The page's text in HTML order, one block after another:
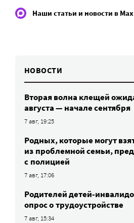
Наши статьи и новости в
НОВОСТИ
Вторая волна клещей
августа — начале сентября
7 авг, 19:25
Родных, которые могут
из проблемной семьи,
с полицией
7 авг, 17:06
Родителей детей-
опрос о трудоустройстве
7 авг, 15:34